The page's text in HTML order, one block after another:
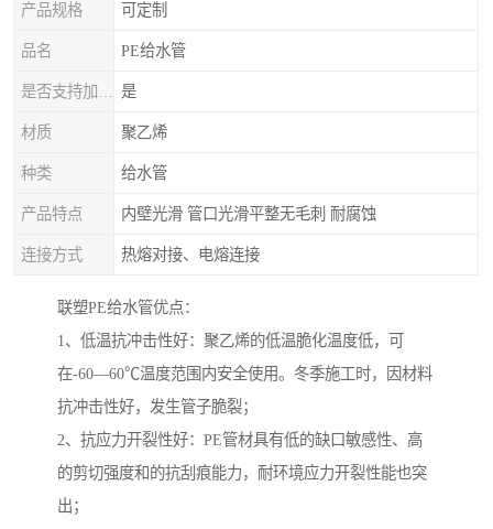
产品规格 可定制
品名 PE给水管
是
材质 聚乙烯
种类 给水管
产品特点 内壁光滑 管口光滑平整无毛刺 耐腐蚀
连接方式 热熔对接、电熔连接
联塑PE给水管优点：
1、低温抗冲击性好：聚乙烯的低温脆化温度低，可
在-60—60℃温度范围内安全使用。冬季施工时，因材料
抗冲击性好，发生管子脆裂；
2、抗应力开裂性好：PE管材具有低的缺口敏感性、高
的剪切强度和的抗刮痕能力，耐环境应力开裂性能也突
出；